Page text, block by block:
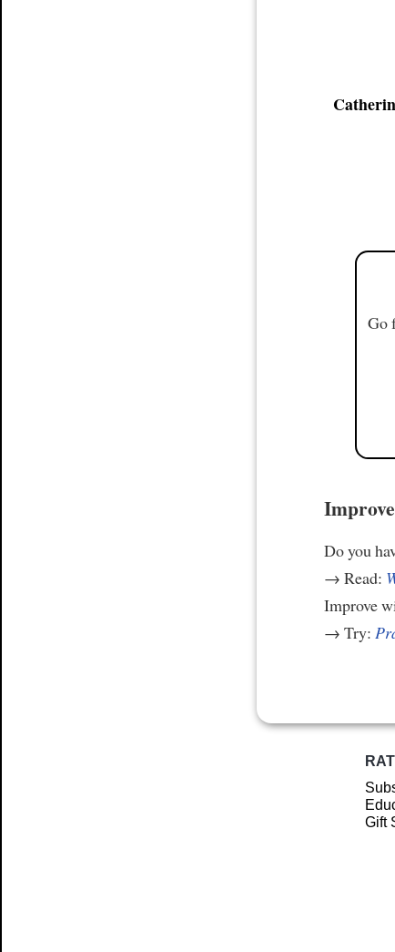
Go
Do you
→ Read:
Improve
→ Try:
Gift